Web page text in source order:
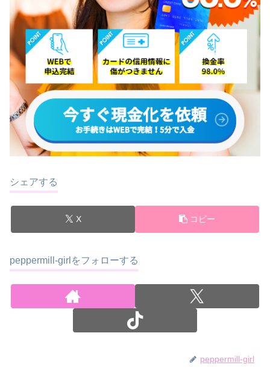
シェアする
X コピー
peppermill-girlをフォローする
peppermill-girl